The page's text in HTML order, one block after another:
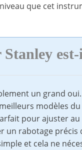
que cet
un grand
modèles
pour ajuster
un rabotage précis
et cela ne